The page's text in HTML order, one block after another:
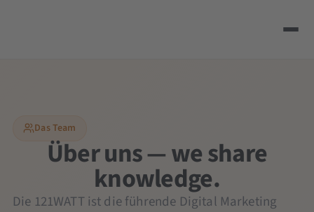
Das Team
Über uns —we share
knowledge.
Die 121WATT ist die führende Digital Marketing